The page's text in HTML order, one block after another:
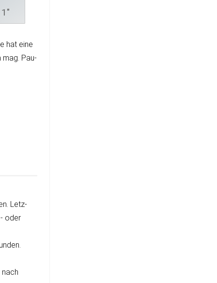
1"
hat eine
mag. Pau­
Letz­
oder